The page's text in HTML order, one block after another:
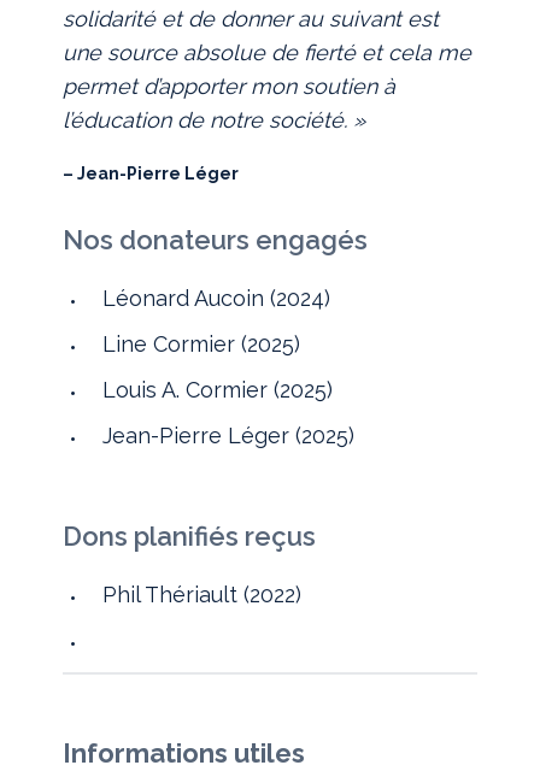
solidarité et de donner au suivant est
une source absolue de fierté et cela me
permet d’apporter mon soutien à
l’éducation de notre société. »
– Jean-Pierre Léger
Nos donateurs engagés
Léonard Aucoin (2024)
Line Cormier (2025)
Louis A. Cormier (2025)
Jean-Pierre Léger (2025)
Dons planifiés reçus
Phil Thériault (2022)
Informations utiles